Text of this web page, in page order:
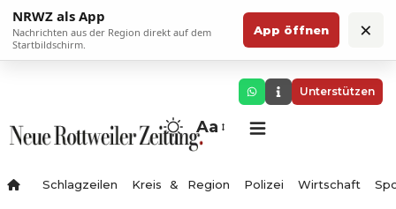
NRWZ als App
Nachrichten aus der Region direkt auf dem
Startbildschirm.
App öffnen ×
Unterstützen
Aa
Schlagzeilen Kreis & Region Polizei Wirtschaft